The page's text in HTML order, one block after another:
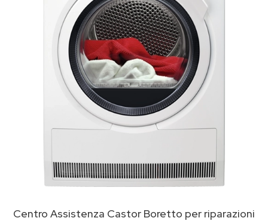
Centro Assistenza Castor Boretto per riparazioni